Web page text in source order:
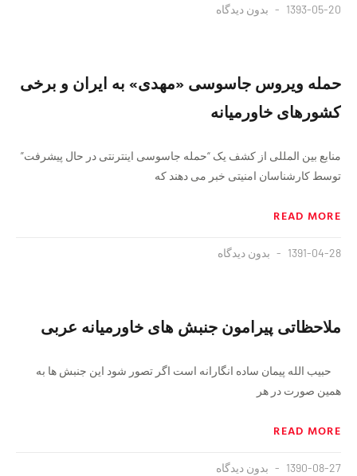
1393-05-20 بدون دیدگاه
حمله ويروس جاسوسی «مهدی» به ايران و برخی
کشورهای خاورمیانه
منابع بین المللی از کشف يک “حمله جاسوسی اينترنتی در حال پيشرفت”
توسط کارشناسان امنيتی خبر می دهند که
READ MORE
1391-04-28 بدون دیدگاه
ملاحظاتی پیرامون جنبش های خاورمیانه عربی
حبیب الله پیمان ساده انگارانه است اگر تصور شود این جنبش ها به
همین صورت در هر
READ MORE
1390-08-27 بدون دیدگاه